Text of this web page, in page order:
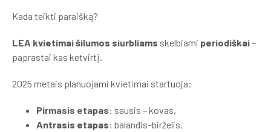
Kada teikti paraišką?
LEA kvietimai šilumos siurbliams skelbiami periodiškai–
paprastai kas ketvirtį.
2025 metais planuojami kvietimai startuoja:
Pirmasis etapas: sausis – kovas,
Antrasis etapas: balandis–birželis,